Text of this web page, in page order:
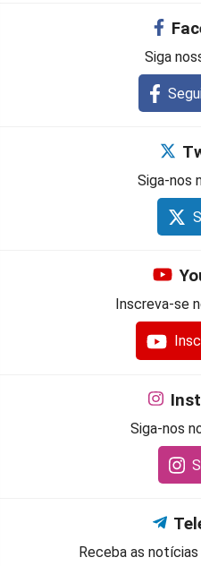
Siga
Siga-nos
Inscreva-se
Siga-nos
Receba as